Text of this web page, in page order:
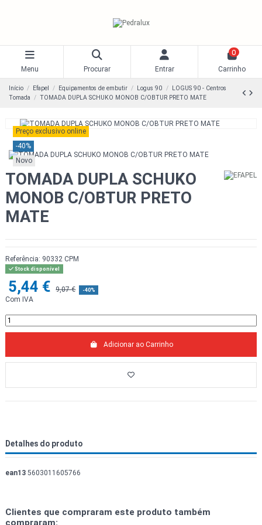
Menu Procurar Entrar
0
Carrinho
Início Efapel Equipamentos de embutir Logus 90
LOGUS 90 - Centros
Tomada
TOMADA DUPLA SCHUKO MONOB C/OBTUR PRETO MATE
Preço exclusivo online
-40%
Novo
TOMADA DUPLA SCHUKO
MONOB C/OBTUR PRETO
MATE
Referência: 90332 CPM
Stock disponível
5,44 € 9,07 € -40%
Com IVA
Adicionar ao Carrinho
Detalhes do produto
ean13 5603011605766
Clientes que compraram este produto também
compraram: